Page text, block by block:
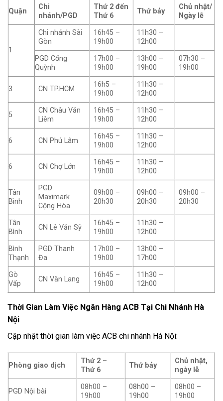
Quận
Chi
nhánh/PGD
Thứ 2 đến
Thứ 6
Thứ bảy
Chủ nhật/
Ngày lễ
1
Chi nhánh Sài
Gòn
16h45 –
19h00
11h30 –
12h00
PGD Cống
Quỳnh
17h00 –
19h00
13h00 –
19h00
07h30 –
19h00
3 CN TP.HCM
16h5 –
19h00
11h30 –
12h00
5
CN Châu Văn
Liêm
16h45 –
19h00
11h30 –
12h00
6 CN Phú Lâm
16h45 –
19h00
11h30 –
12h00
6 CN Chợ Lớn
16h45 –
19h00
11h30 –
12h00
Tân
Bình
PGD
Maximark
Cộng Hòa
09h00 –
20h30
09h00 –
20h30
09h00 –
20h30
Tân
Bình
CN Lê Văn Sỹ
16h45 –
19h00
11h30 –
12h00
Bình
Thạnh
PGD Thanh
Đa
17h00 –
19h00
13h00 –
17h00
Gò
Vấp
CN Văn Lang
16h45 –
19h00
11h30 –
12h00
Thời Gian Làm Việc Ngân Hàng ACB Tại Chi Nhánh Hà
Nội
Cập nhật thời gian làm việc ACB chi nhánh Hà Nội:
Phòng giao dịch
Thứ 2 –
Thứ 6
Thứ bảy
Chủ nhật,
ngày lễ
PGD Nội bài
08h00 –
19h00
08h00 –
19h00
08h00 –
19h00